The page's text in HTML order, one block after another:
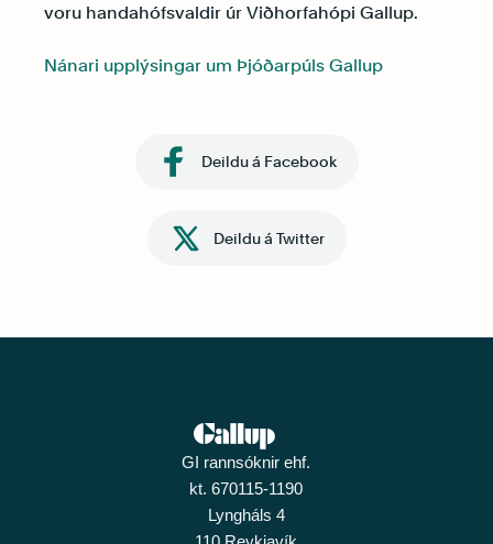
voru handahófsvaldir úr Viðhorfahópi Gallup.
Nánari upplýsingar um Þjóðarpúls Gallup
Deildu á Facebook
Deildu á Twitter
GI rannsóknir ehf.
kt. 670115-1190
Lyngháls 4